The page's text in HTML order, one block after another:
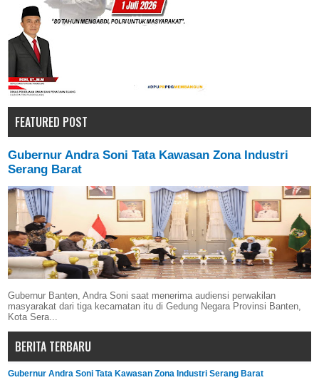
FEATURED POST
Gubernur Andra Soni Tata Kawasan Zona Industri
Serang Barat
Gubernur Banten, Andra Soni saat menerima audiensi perwakilan
masyarakat dari tiga kecamatan itu di Gedung Negara Provinsi Banten,
Kota Sera...
BERITA TERBARU
Gubernur Andra Soni Tata Kawasan Zona Industri Serang Barat